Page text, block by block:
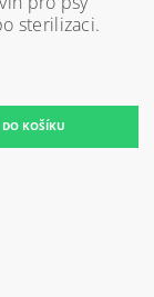
sterilizaci.